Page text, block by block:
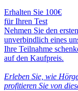
Erhalten Sie 100€
für Ihren Test
Nehmen Sie den
unverbindlich eines
Ihre Teilnahme
auf den Kaufpreis.
Erleben Sie, wie
profitieren Sie von